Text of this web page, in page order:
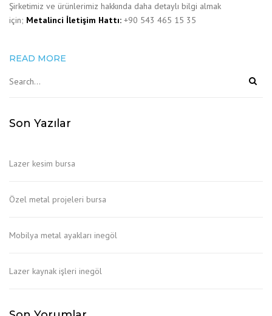
Şirketimiz ve ürünlerimiz hakkında daha detaylı bilgi almak
için; Metalinci İletişim Hattı: +90 543 465 15 35
READ MORE
Son Yazılar
Lazer kesim bursa
Özel metal projeleri bursa
Mobilya metal ayakları inegöl
Lazer kaynak işleri inegöl